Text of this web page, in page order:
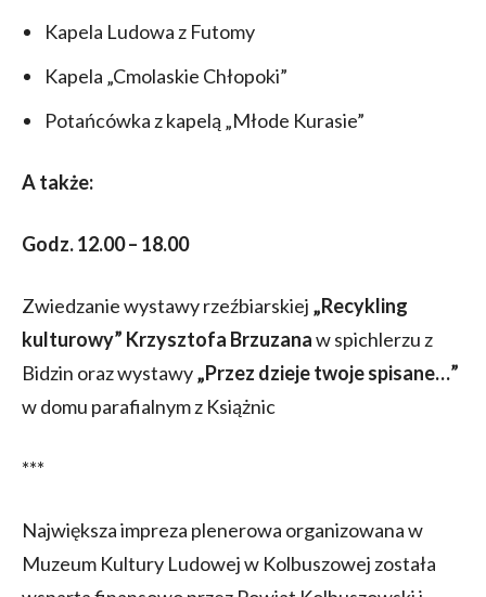
Kapela Ludowa z Futomy
Kapela „Cmolaskie Chłopoki”
Potańcówka z kapelą „Młode Kurasie”
A także:
Godz. 12.00 – 18.00
Zwiedzanie wystawy rzeźbiarskiej „Recykling
kulturowy” Krzysztofa Brzuzanaw spichlerzu z
Bidzin oraz wystawy„Przez dzieje twoje spisane…”
w domu parafialnym z Książnic
***
Największa impreza plenerowa organizowana w
Muzeum Kultury Ludowej w Kolbuszowej została